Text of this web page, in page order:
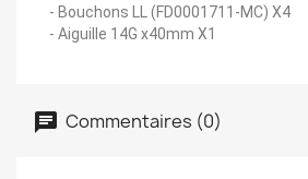
- Bouchons LL (FD0001711-MC) X4
- Aiguille 14G x40mm X1
Commentaires (0)